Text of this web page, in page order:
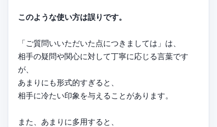
このような使い方は誤りです。
「ご質問いいただいた点につきましては」は、
相手の疑問や関心に対して丁寧に応じる言葉です
が、
あまりにも形式的すぎると、
相手に冷たい印象を与えることがあります。
また、あまりに多用すると、